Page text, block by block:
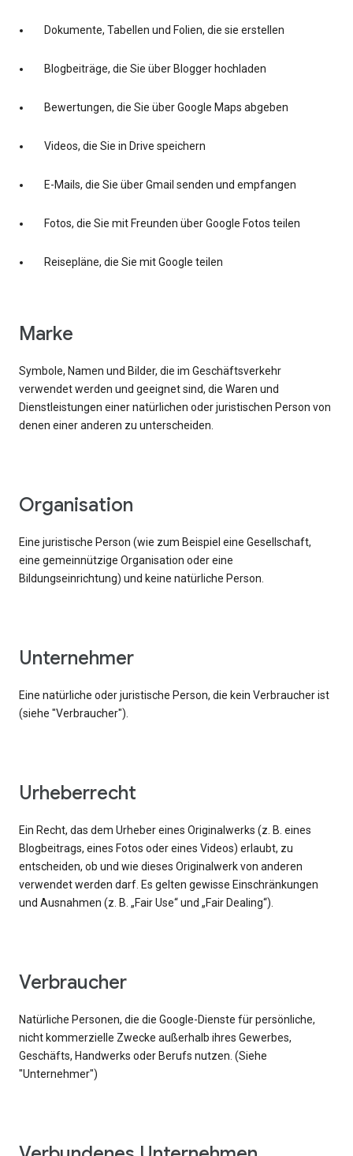
Dokumente, Tabellen und Folien, die sie erstellen
Blogbeiträge, die Sie über Blogger hochladen
Bewertungen, die Sie über Google Maps abgeben
Videos, die Sie in Drive speichern
E-Mails, die Sie über Gmail senden und empfangen
Fotos, die Sie mit Freunden über Google Fotos teilen
Reisepläne, die Sie mit Google teilen
Marke
Symbole, Namen und Bilder, die im Geschäftsverkehr
verwendet werden und geeignet sind, die Waren und
Dienstleistungen einer natürlichen oder juristischen Person von
denen einer anderen zu unterscheiden.
Organisation
Eine juristische Person (wie zum Beispiel eine Gesellschaft,
eine gemeinnützige Organisation oder eine
Bildungseinrichtung) und keine natürliche Person.
Unternehmer
Eine natürliche oder juristische Person, die kein Verbraucher ist
(siehe "Verbraucher").
Urheberrecht
Ein Recht, das dem Urheber eines Originalwerks (z. B. eines
Blogbeitrags, eines Fotos oder eines Videos) erlaubt, zu
entscheiden, ob und wie dieses Originalwerk von anderen
verwendet werden darf. Es gelten gewisse Einschränkungen
und Ausnahmen (z. B. „Fair Use“ und „Fair Dealing“).
Verbraucher
Natürliche Personen, die die Google-Dienste für persönliche,
nicht kommerzielle Zwecke außerhalb ihres Gewerbes,
Geschäfts, Handwerks oder Berufs nutzen. (Siehe
"Unternehmer")